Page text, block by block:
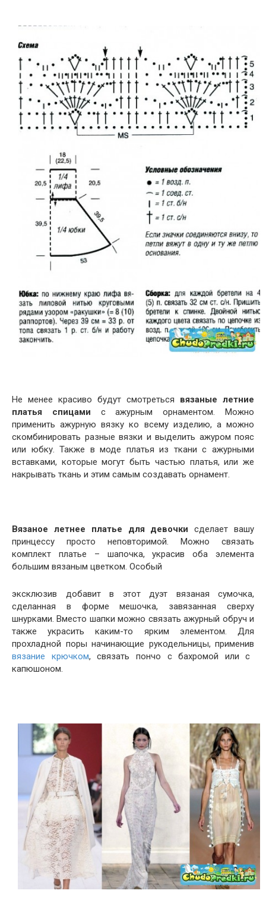
Не менее красиво будут смотреться вязаные летние
платья спицами с ажурным орнаментом. Можно
применить ажурную вязку ко всему изделию, а можно
скомбинировать разные вязки и выделить ажуром пояс
или юбку. Также в моде платья из ткани с ажурными
вставками, которые могут быть частью платья, или же
накрывать ткань и этим самым создавать орнамент.
Вязаное летнее платье для девочки сделает вашу
принцессу просто неповторимой. Можно связать
комплект платье – шапочка, украсив оба элемента
большим вязаным цветком. Особый
эксклюзив добавит в этот дуэт вязаная сумочка,
сделанная в форме мешочка, завязанная сверху
шнурками. Вместо шапки можно связать ажурный обруч и
также украсить каким-то ярким элементом. Для
прохладной поры начинающие рукодельницы, применив
вязание крючком, связать пончо с бахромой или с
капюшоном.